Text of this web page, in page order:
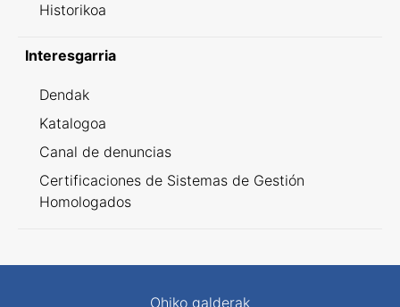
Historikoa
Interesgarria
Dendak
Katalogoa
Canal de denuncias
Certificaciones de Sistemas de Gestión
Homologados
Ohiko galderak